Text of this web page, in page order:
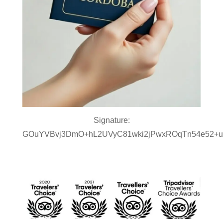
Signature: